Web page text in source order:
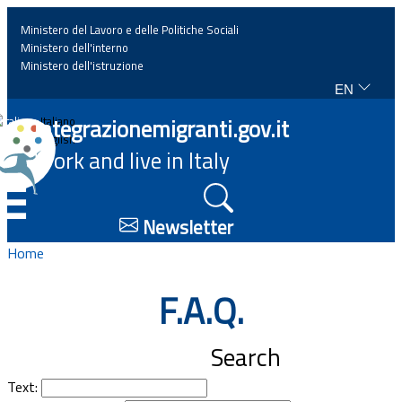
Home
News
Highlights
Regulations and law
Projects
Ministero del Lavoro e delle Politiche Sociali
Ministero dell'interno
Ministero dell'istruzione
EN
Italiano
English
Integrazionemigranti.gov.it
Work and live in Italy
Newsletter
Home
F.A.Q.
Search
Text: